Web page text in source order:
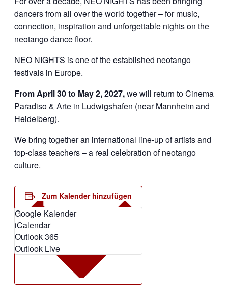
dancers from all over the world together – for music,
connection, inspiration and unforgettable nights on the
neotango dance floor.
NEO NIGHTS is one of the established neotango
festivals in Europe.
From April 30 to May 2, 2027,we will return to Cinema
Paradiso & Arte in Ludwigshafen (near Mannheim and
Heidelberg).
We bring together an international line-up of artists and
top-class teachers – a real celebration of neotango
culture.
Zum Kalender hinzufügen
Google Kalender
iCalendar
Outlook 365
Outlook Live